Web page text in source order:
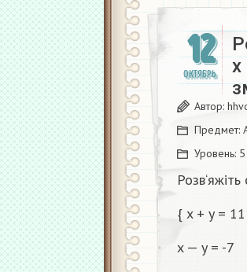
12
ОКТЯБРЬ
x
Автор:
Предмет:
Уровень:
{ x + y = 11
x — y = -7